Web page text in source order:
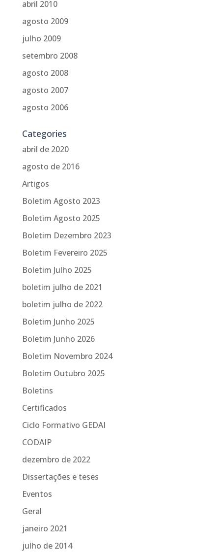
abril 2010
agosto 2009
julho 2009
setembro 2008
agosto 2008
agosto 2007
agosto 2006
Categories
abril de 2020
agosto de 2016
Artigos
Boletim Agosto 2023
Boletim Agosto 2025
Boletim Dezembro 2023
Boletim Fevereiro 2025
Boletim Julho 2025
boletim julho de 2021
boletim julho de 2022
Boletim Junho 2025
Boletim Junho 2026
Boletim Novembro 2024
Boletim Outubro 2025
Boletins
Certificados
Ciclo Formativo GEDAI
CODAIP
dezembro de 2022
Dissertações e teses
Eventos
Geral
janeiro 2021
julho de 2014